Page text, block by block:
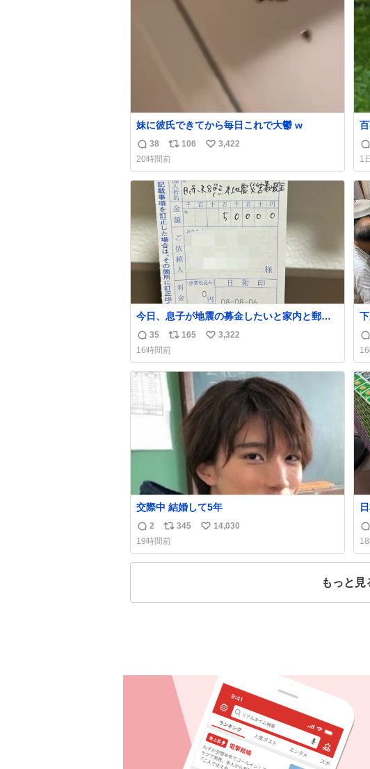
ト
妹に彼氏できてから毎日これで大鬱 w
返
信
数
38
リ
ポ
ス
ト
数
106
い
ね
数
3,422
20時間前
い…と 治療中
返
信
数
1
今日、息子が地震の募金したいと家内と郵便
局に行ったみたいです。おもちゃとか買う選
択肢もあったと思うけど、自分で貯めてた2万
円を役に立てて欲しい、みんなも元気になっ
て欲しいと。家内も一緒に募金したので、自
分も何かできたらなぁと思いました。
返
信
数
35
リ
ポ
ス
ト
数
165
い
ね
数
3,322
16時間前
が、 見事に85歳
返
信
数
交際中 結婚して5年
返
信
数
2
リ
ポ
ス
345
い
ね
14,030
19時間前
返
信
数
もっと見